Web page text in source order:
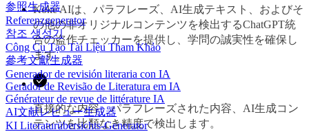
参照生成器
Referenzgenerator
참조 생성기
Công Cụ Tạo Tài Liệu Tham Khảo
參考文獻生成器
Generador de revisión literaria con IA
Gerador de Revisão de Literatura em IA
Générateur de revue de littérature IA
AI文献レビュー生成器
KI Literaturübersichts-Generator
Koke AIは、パラフレーズ、AI生成テキスト、およびそ
の他の非オリジナルコンテンツを検出するChatGPT統
合の盗作チェッカーを提供し、学問の誠実性を確保し
ます。
直接的な内容、パラフレーズされた内容、AI生成コン
テンツを比類なき精度で検出します。